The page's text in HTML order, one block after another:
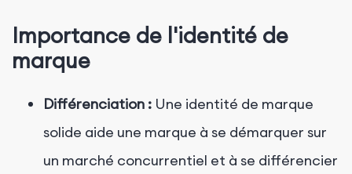
Importance de l'identité de
marque
Différenciation : Une identité de marque
solide aide une marque à se démarquer sur
un marché concurrentiel et à se différencier